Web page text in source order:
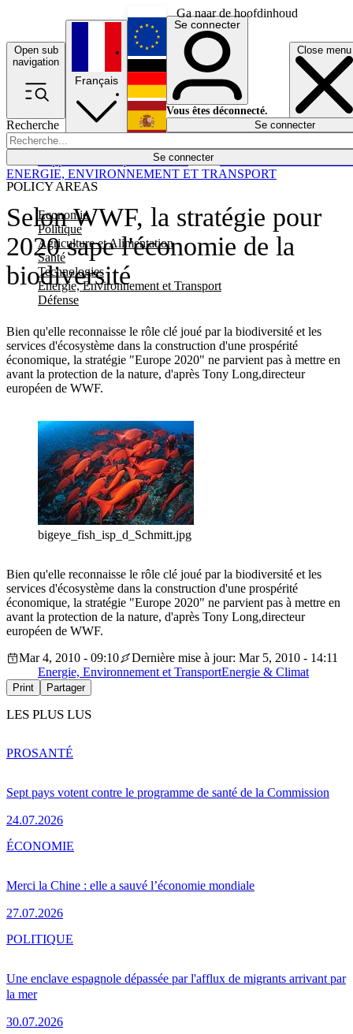
Ga naar de hoofdinhoud
Open sub
navigation
Close menu
Recherche
Se connecter
POLICY AREAS
Economie
Politique
Agriculture et Alimentation
Santé
Technologies
Energie, Environnement et Transport
Défense
Économie
Français
English
Deutsch
Español
Se connecter
Vous êtes déconnecté.
Se connecter
Selon WWF, la stratégie pour
2020 sape l'économie de la
biodiversité
Bien qu'elle reconnaisse le rôle clé joué par la biodiversité et les
services d'écosystème dans la construction d'une prospérité
économique, la stratégie "Europe 2020" ne parvient pas à mettre en
avant la protection de la nature, d'après Tony Long,directeur
européen de WWF.
ENERGIE, ENVIRONNEMENT ET TRANSPORT
bigeye_fish_isp_d_Schmitt.jpg
Bien qu'elle reconnaisse le rôle clé joué par la biodiversité et les
services d'écosystème dans la construction d'une prospérité
économique, la stratégie "Europe 2020" ne parvient pas à mettre en
avant la protection de la nature, d'après Tony Long,directeur
européen de WWF.
Mar 4, 2010 - 09:10
Dernière mise à jour: Mar 5, 2010 - 14:11
Energie, Environnement et TransportEnergie & Climat
Print Partager
LES PLUS LUS
Sept pays votent contre le programme de santé de la Commission
24.07.2026
PROSANTÉ
Merci la Chine : elle a sauvé l’économie mondiale
27.07.2026
ÉCONOMIE
Une enclave espagnole dépassée par l'afflux de migrants arrivant par
la mer
30.07.2026
POLITIQUE